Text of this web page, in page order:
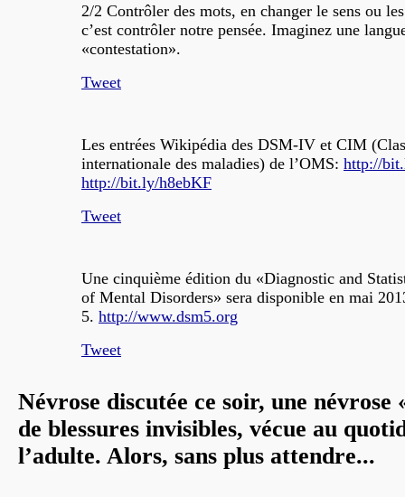
2/2 Contrôler des mots, en changer le sens ou
c’est contrôler notre pensée. Imaginez une
«contestation».
Tweet
Les entrées Wikipédia des DSM-IV et CIM
internationale des maladies) de l’OMS: http://
http://bit.ly/h8ebKF
Tweet
Une cinquième édition du «Diagnostic and
of Mental Disorders» sera disponible en mai
5. http://www.dsm5.org
Tweet
Névrose discutée ce soir, une névrose
de blessures invisibles, vécue au
l’adulte. Alors, sans plus attendre...